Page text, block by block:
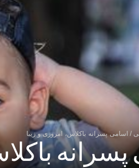
/ اسامی پسرانه باکلاس، امروزی و زیبا